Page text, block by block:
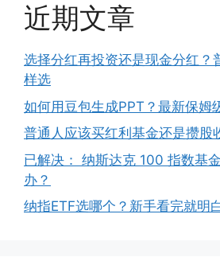
近期文章
选择分红再投资还是现金分红？
样选
如何用豆包生成PPT？最新保姆
普通人应该买红利基金还是攒股
已解决： 纳斯达克 100 指数基
办？
纳指ETF选哪个？新手看完就明